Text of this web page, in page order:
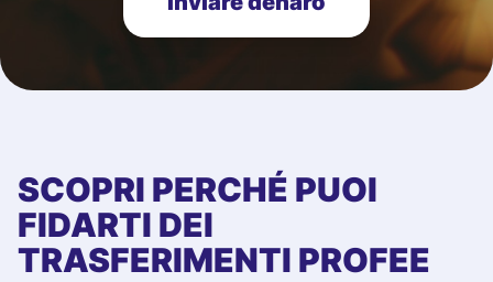
SCOPRI PERCHÉ PUOI
FIDARTI DEI
TRASFERIMENTI PROFEE